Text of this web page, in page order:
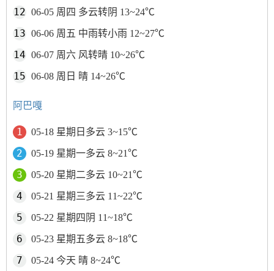
06-05 周四 多云转阴 13~24℃
06-06 周五 中雨转小雨 12~27℃
06-07 周六 风转晴 10~26℃
06-08 周日 晴 14~26℃
阿巴嘎
05-18 星期日多云 3~15℃
05-19 星期一多云 8~21℃
05-20 星期二多云 10~21℃
05-21 星期三多云 11~22℃
05-22 星期四阴 11~18℃
05-23 星期五多云 8~18℃
05-24 今天 晴 8~24℃